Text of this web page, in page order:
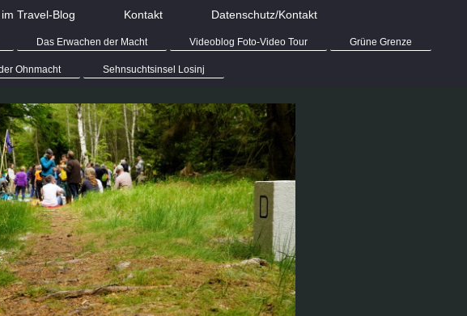
Travel-Blog Kontakt Datenschutz/Kontakt
Das Erwachen der Macht Videoblog Foto-Video Tour Grüne Grenze
Ohnmacht Sehnsuchtsinsel Losinj